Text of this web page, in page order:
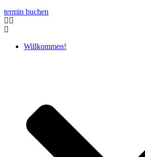
termin buchen
Willkommen!